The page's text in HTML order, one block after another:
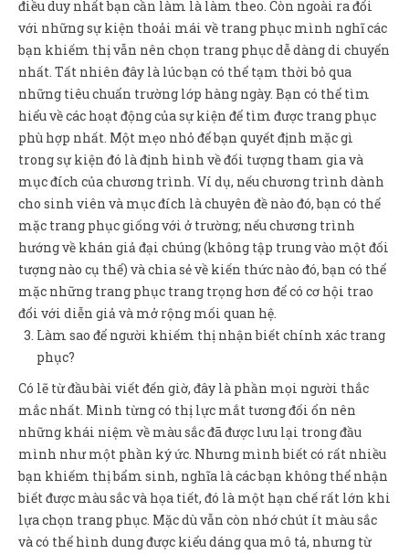
điều duy nhất bạn cần làm là làm theo. Còn ngoài ra đối
với những sự kiện thoải mái về trang phục mình nghĩ các
bạn khiếm thị vẫn nên chọn trang phục dễ dàng di chuyển
nhất. Tất nhiên đây là lúc bạn có thể tạm thời bỏ qua
những tiêu chuẩn trường lớp hàng ngày. Bạn có thể tìm
hiểu về các hoạt động của sự kiện để tìm được trang phục
phù hợp nhất. Một mẹo nhỏ để bạn quyết định mặc gì
trong sự kiện đó là định hình về đối tượng tham gia và
mục đích của chương trình. Ví dụ, nếu chương trình dành
cho sinh viên và mục đích là chuyên đề nào đó, bạn có thể
mặc trang phục giống với ở trường; nếu chương trình
hướng về khán giả đại chúng (không tập trung vào một đối
tượng nào cụ thể) và chia sẻ về kiến thức nào đó, bạn có thể
mặc những trang phục trang trọng hơn để có cơ hội trao
đổi với diễn giả và mở rộng mối quan hệ.
Làm sao để người khiếm thị nhận biết chính xác trang
phục?
Có lẽ từ đầu bài viết đến giờ, đây là phần mọi người thắc
mắc nhất. Mình từng có thị lực mắt tương đối ổn nên
những khái niệm về màu sắc đã được lưu lại trong đầu
mình như một phần ký ức. Nhưng mình biết có rất nhiều
bạn khiếm thị bẩm sinh, nghĩa là các bạn không thể nhận
biết được màu sắc và họa tiết, đó là một hạn chế rất lớn khi
lựa chọn trang phục. Mặc dù vẫn còn nhớ chút ít màu sắc
và có thể hình dung được kiểu dáng qua mô tả, nhưng từ